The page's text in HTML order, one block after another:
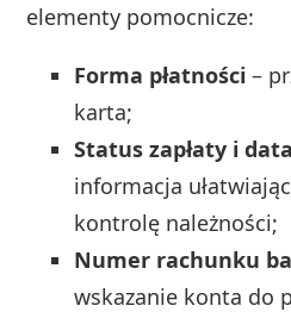
elementy pomocnicze:
Forma płatności –
karta;
Status zapłaty i
informacja
kontrolę należności;
Numer rachunku
wskazanie konta do